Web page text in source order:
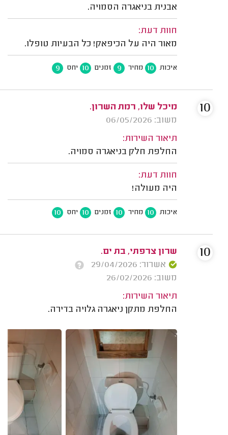
אבנית בניאגרה הסמויה.
חוות דעת:
מאור היה על הכיפאק! כל הבעיות טופלו.
איכות 10 מחיר 9 זמנים 10 יחס 9
מיכל שלו, רמת השרון.
משוב: 06/05/2026
תיאור השירות:
החלפת חלק בניאגרה סמויה.
חוות דעת:
היה מעולה!
איכות 10 מחיר 10 זמנים 10 יחס 10
10
שרון צרפתי, בת ים.
אשרור: 29/04/2026
משוב: 26/02/2026
תיאור השירות:
החלפת מתקן ניאגרה גלויה בדירה.
10